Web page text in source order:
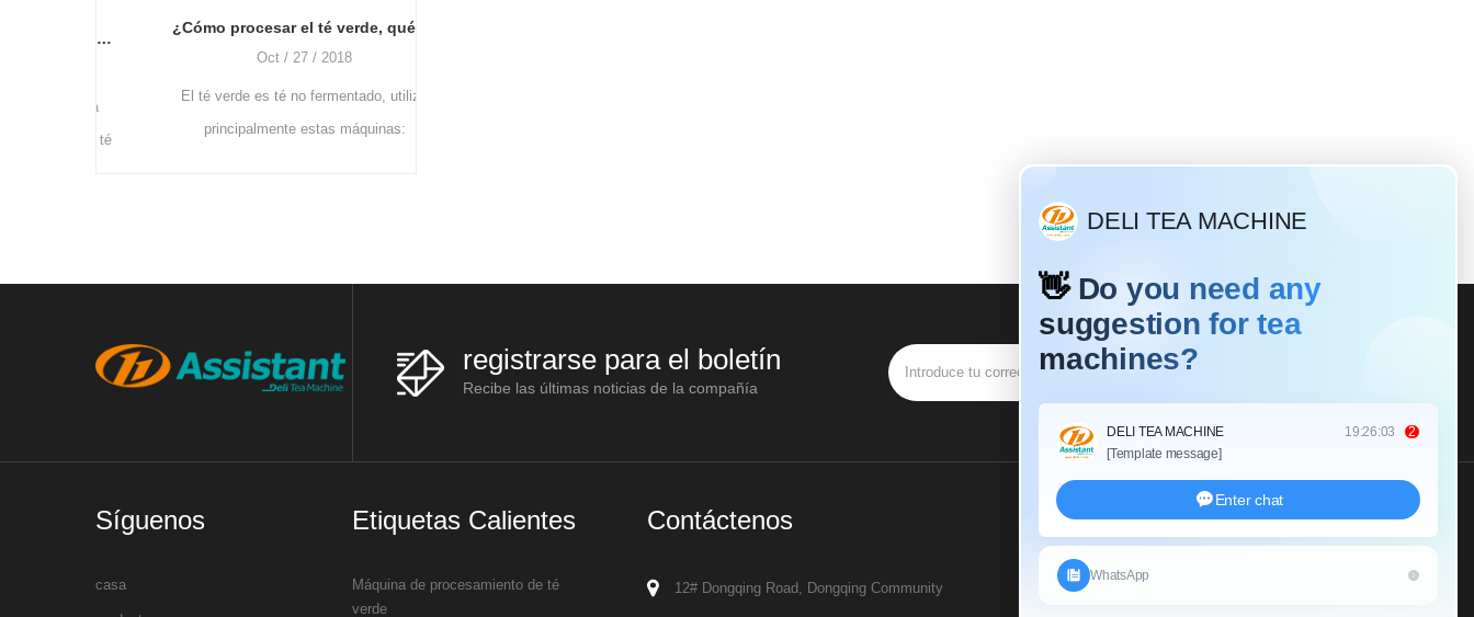
¿Cómo procesar el té verde, qué tipo de máquina y cómo usar?
Oct / 27 / 2018
El té verde es té no fermentado, utiliza
principalmente estas máquinas:
registrarse para el boletín
Recibe las últimas noticias de la compañía
Síguenos
casa
Etiquetas Calientes
Máquina de procesamiento de té
verde
Contáctenos
12# Dongqing Road, Dongqing Community
Envíenos Una Consulta